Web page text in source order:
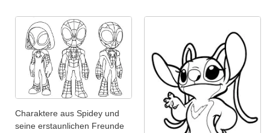
Charaktere aus Spidey und
seine erstaunlichen Freunde